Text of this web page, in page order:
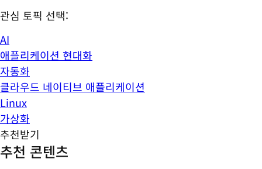
관심 토픽 선택:
AI
애플리케이션 현대화
자동화
클라우드 네이티브 애플리케이션
Linux
가상화
추천받기
추천 콘텐츠